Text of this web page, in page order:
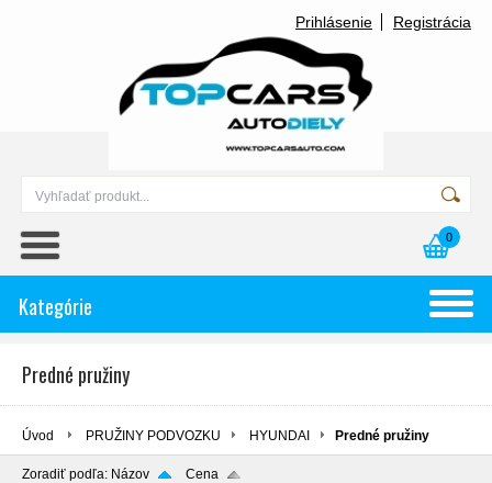
Prihlásenie Registrácia
0
Kategórie
Predné pružiny
Úvod PRUŽINY PODVOZKU HYUNDAI Predné pružiny
Zoradiť podľa: Názov
Cena